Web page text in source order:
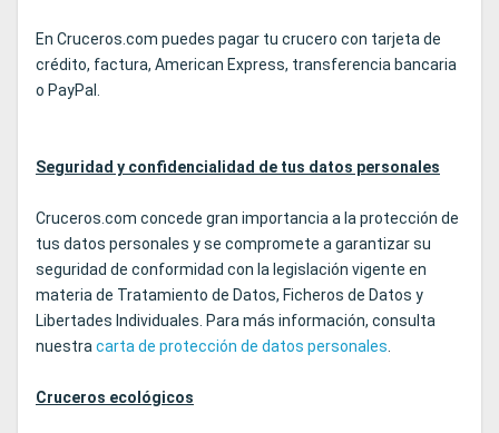
En Cruceros.com puedes pagar tu crucero con tarjeta de
crédito, factura, American Express, transferencia bancaria
o PayPal.
Seguridad y confidencialidad de tus datos personales
Cruceros.com concede gran importancia a la protección de
tus datos personales y se compromete a garantizar su
seguridad de conformidad con la legislación vigente en
materia de Tratamiento de Datos, Ficheros de Datos y
Libertades Individuales. Para más información, consulta
nuestra carta de protección de datos personales
Cruceros ecológicos